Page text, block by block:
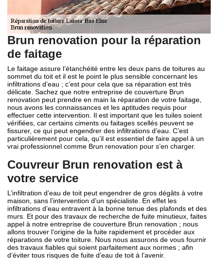
Brun renovation pour la réparation
de faitage
Le faitage assure l’étanchéité entre les deux pans de toitures au
sommet du toit et il est le point le plus sensible concernant les
infiltrations d’eau ; c’est pour cela que sa réparation est très
délicate. Sachez que notre entreprise de couverture Brun
renovation peut prendre en main la réparation de votre faitage,
nous avons les connaissances et les aptitudes requis pour
effectuer cette intervention. Il est important que les tuiles soient
vérifiées, car certains ciments ou faitages scellés peuvent se
fissurer, ce qui peut engendrer des infiltrations d’eau. C’est
particulièrement pour cela, qu’il est essentiel de faire appel à un
vrai professionnel comme Brun renovation pour s’en charger.
Couvreur Brun renovation est à
votre service
L’infiltration d’eau de toit peut engendrer de gros dégâts à votre
maison, sans l’intervention d’un spécialiste. En effet les
infiltrations d’eau entravent à la bonne tenue des plafonds et des
murs. Et pour des travaux de recherche de fuite minutieux, faites
appel à notre entreprise de couverture Brun renovation ; nous
allons trouver l’origine de la fuite rapidement et procéder aux
réparations de votre toiture. Nous nous assurons de vous fournir
des travaux fiables qui soient parfaitement aux normes ; afin
d’éviter tous risques de fuite d’eau de toit à l’avenir.